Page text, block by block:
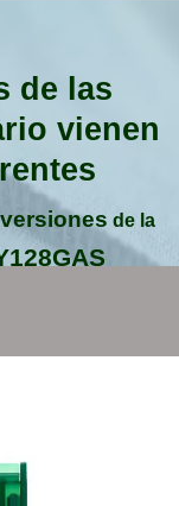
de las
vienen
de la